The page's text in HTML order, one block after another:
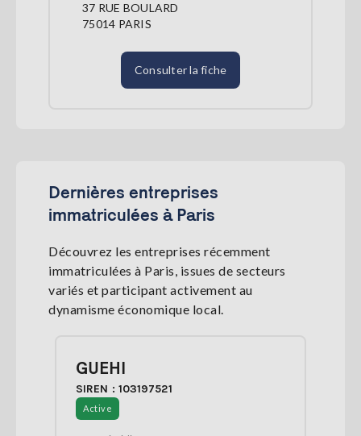
37 RUE BOULARD
75014 PARIS
Consulter la fiche
Dernières entreprises
immatriculées à Paris
Découvrez les entreprises récemment
immatriculées à Paris, issues de secteurs
variés et participant activement au
dynamisme économique local.
GUEHI
SIREN : 103197521
Active